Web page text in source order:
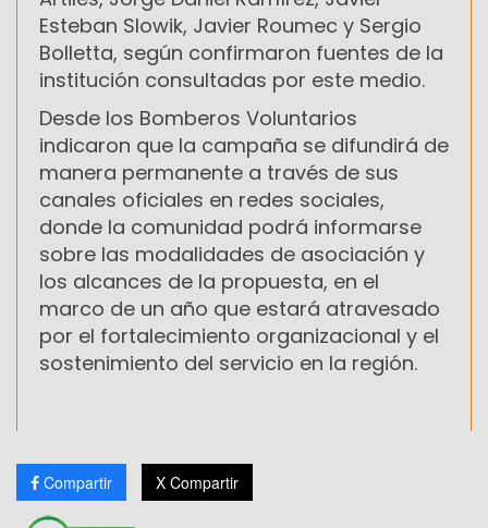
Esteban Slowik, Javier Roumec y Sergio
Bolletta, según confirmaron fuentes de la
institución consultadas por este medio.
Desde los Bomberos Voluntarios
indicaron que la campaña se difundirá de
manera permanente a través de sus
canales oficiales en redes sociales,
donde la comunidad podrá informarse
sobre las modalidades de asociación y
los alcances de la propuesta, en el
marco de un año que estará atravesado
por el fortalecimiento organizacional y el
sostenimiento del servicio en la región.
Compartir X Compartir